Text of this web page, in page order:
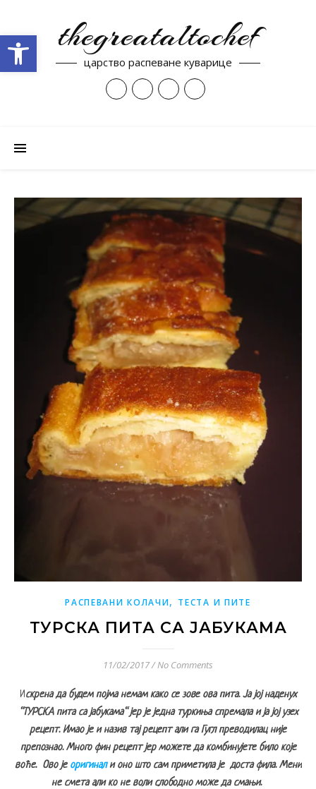
thegreataltochef
царство распеване куварице
РАСПЕВАНИ КОЛАЧИ, ТЕСТА И ПИТЕ
ТУРСКА ПИТА СА ЈАБУКАМА
11/02/2017/No Comments
Искрена да будем појма немам како се зове ова пита. Ја јој наденух
“ТУРСКА пита са јабукама“ јер је једна туркиња спремала и ја јој узех
рецепт. Имао је и назив тај рецепт али га Гугл преводилац није
препознао. Много фин рецепт јер можете да комбинујете било које
воће. Ово је оригинали оно што сам приметила је доста фила. Мени
не смета али ко не воли слободно може да смањи.
Open toolbar